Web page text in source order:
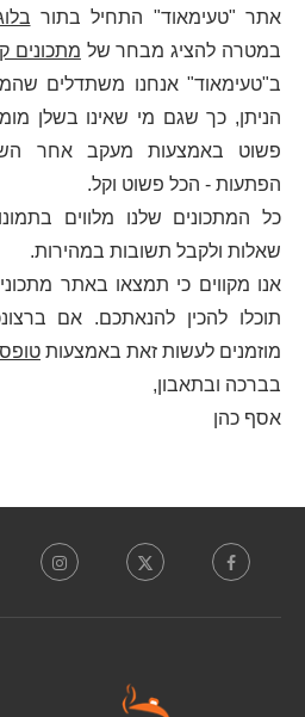
אתר "טעימאוד" התחיל בתור
במטרה להציג מבחר של מתכונים
ב"טעימאוד" אנחנו משתדלים
הניתן, כך שגם מי שאינו בשלן
פשוט באמצעות מעקב אחר
הפתעות - הכל פשוט וקל.
כל המתכונים שלנו מלווים
שאלות ולקבל תשובות במהירות.
אנו מקווים כי תמצאו באתר
תוכלו להכין להנאתכם. אם
מוזמנים לעשות זאת באמצעות
בברכה ובתאבון,
אסף כהן